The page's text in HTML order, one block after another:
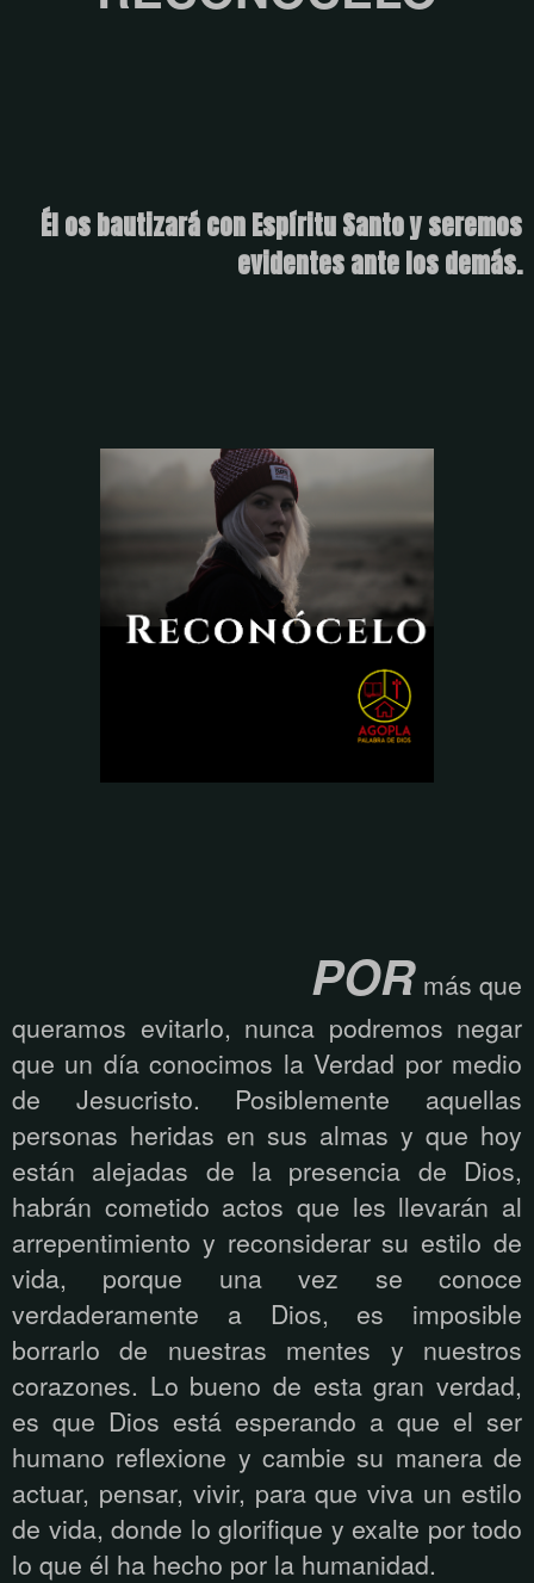
Él os bautizará con Espíritu Santo y seremos
evidentes ante los demás.
PORmás que
queramos evitarlo, nunca podremos negar
que un día conocimos la Verdad por medio
de Jesucristo. Posiblemente aquellas
personas heridas en sus almas y que hoy
están alejadas de la presencia de Dios,
habrán cometido actos que les llevarán al
arrepentimiento y reconsiderar su estilo de
vida, porque una vez se conoce
verdaderamente a Dios, es imposible
borrarlo de nuestras mentes y nuestros
corazones. Lo bueno de esta gran verdad,
es que Dios está esperando a que el ser
humano reflexione y cambie su manera de
actuar, pensar, vivir, para que viva un estilo
de vida, donde lo glorifique y exalte por todo
lo que él ha hecho por la humanidad.